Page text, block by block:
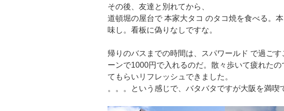
その後、友達と別れてから、
道頓堀の屋台で 本家大タコ のタコ焼を食べる。
味し。看板に偽りなしですな。
帰りのバスまでの時間は、スパワールド で過ご
ーンで1000円で入れるのだ。散々歩いて疲れた
てもらいリフレッシュできました。
。。。という感じで、バタバタですが大阪を満喫